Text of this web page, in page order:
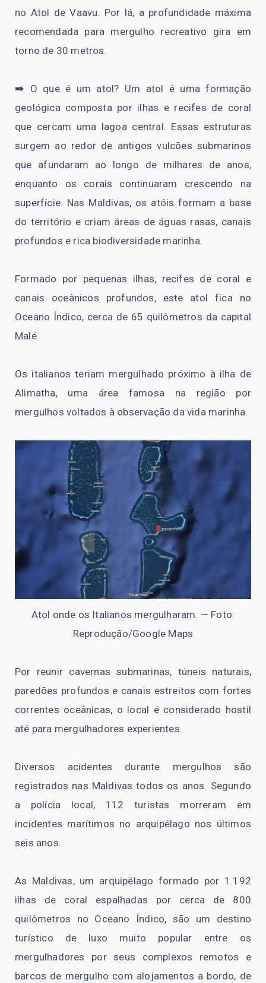
no Atol de Vaavu. Por lá, a profundidade máxima
recomendada para mergulho recreativo gira em
torno de 30 metros.
➡️ O que é um atol? Um atol é uma formação
geológica composta por ilhas e recifes de coral
que cercam uma lagoa central. Essas estruturas
surgem ao redor de antigos vulcões submarinos
que afundaram ao longo de milhares de anos,
enquanto os corais continuaram crescendo na
superfície. Nas Maldivas, os atóis formam a base
do território e criam áreas de águas rasas, canais
profundos e rica biodiversidade marinha.
Formado por pequenas ilhas, recifes de coral e
canais oceânicos profundos, este atol fica no
Oceano Índico, cerca de 65 quilômetros da capital
Malé.
Os italianos teriam mergulhado próximo à ilha de
Alimatha, uma área famosa na região por
mergulhos voltados à observação da vida marinha.
Atol onde os Italianos mergulharam. — Foto:
Reprodução/Google Maps
Por reunir cavernas submarinas, túneis naturais,
paredões profundos e canais estreitos com fortes
correntes oceânicas, o local é considerado hostil
até para mergulhadores experientes.
Diversos acidentes durante mergulhos são
registrados nas Maldivas todos os anos. Segundo
a polícia local, 112 turistas morreram em
incidentes marítimos no arquipélago nos últimos
seis anos.
As Maldivas, um arquipélago formado por 1.192
ilhas de coral espalhadas por cerca de 800
quilômetros no Oceano Índico, são um destino
turístico de luxo muito popular entre os
mergulhadores por seus complexos remotos e
barcos de mergulho com alojamentos a bordo, de